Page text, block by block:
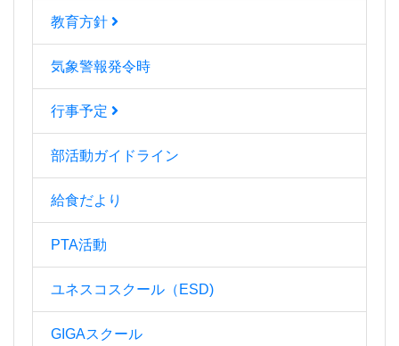
教育方針
気象警報発令時
行事予定
部活動ガイドライン
給食だより
PTA活動
ユネスコスクール（ESD)
GIGAスクール